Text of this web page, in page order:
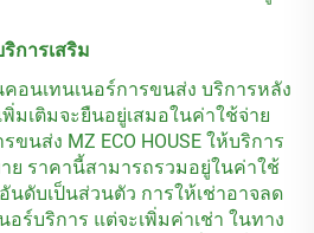
การเสริม
อนเทนเนอร์การขนส่ง บริการหลัง
มเติมจะยืนอยู่เสมอในค่าใช้จ่าย
นส่ง MZ ECO HOUSE ให้บริการ
ย ราคานี้สามารถรวมอยู่ในค่าใช้
นดับเป็นส่วนตัว การให้เช่าอาจลด
ร์บริการ แต่จะเพิ่มค่าเช่า ในทาง